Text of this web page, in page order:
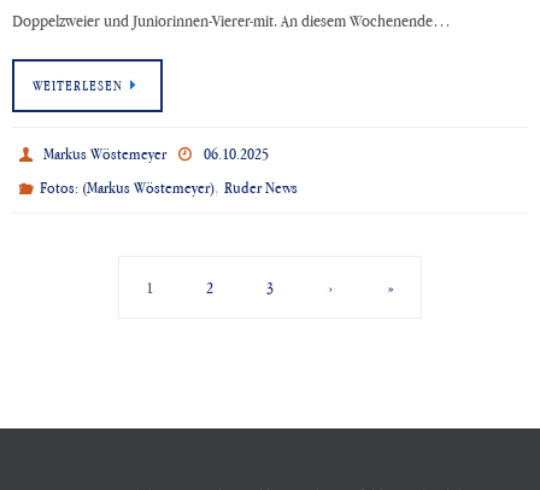
Doppelzweier und Juniorinnen-Vierer-mit. An diesem Wochenende…
WEITERLESEN
Markus Wöstemeyer
06.10.2025
Fotos: (Markus Wöstemeyer),Ruder News
1 2 3 › »